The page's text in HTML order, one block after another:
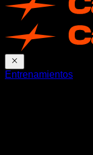
Entrenamientos